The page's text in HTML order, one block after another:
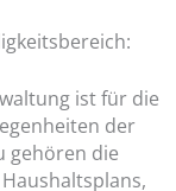
ist für die
der
gehören die